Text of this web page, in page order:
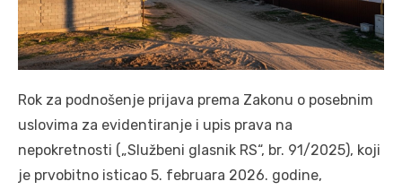
Rok za podnošenje prijava prema Zakonu o posebnim
uslovima za evidentiranje i upis prava na
nepokretnosti („Službeni glasnik RS“, br. 91/2025), koji
je prvobitno isticao 5. februara 2026. godine,